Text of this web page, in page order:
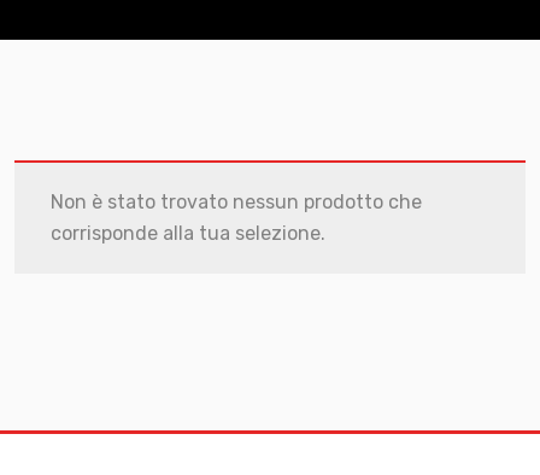
Non è stato trovato nessun prodotto che
corrisponde alla tua selezione.